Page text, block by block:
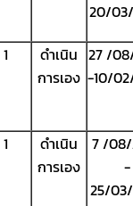
20/
1
ดำเนิน
การเอง
27 /
-10/
1
ดำเนิน
การเอง
7 /
-
25/